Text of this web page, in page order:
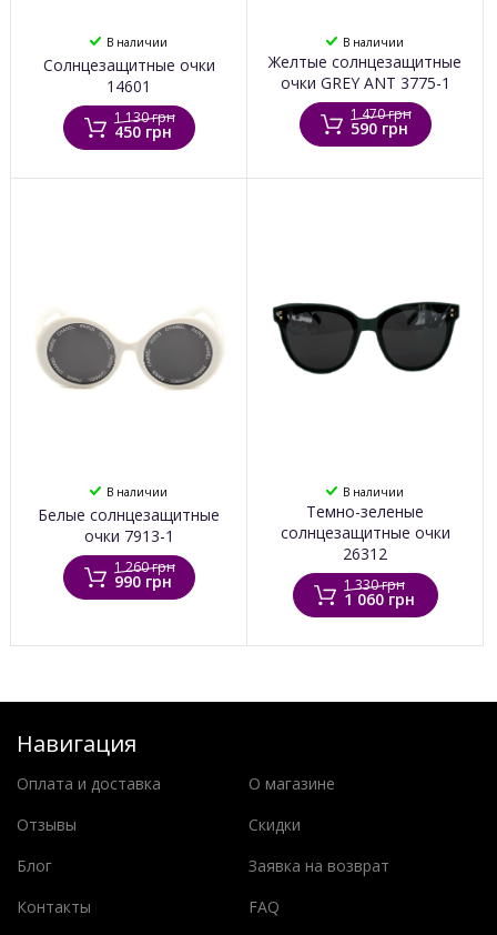
В наличии
Солнцезащитные очки
14601
1 130 грн
450 грн
В наличии
Желтые солнцезащитные
очки GREY ANT 3775-1
1 470 грн
590 грн
В наличии
Белые солнцезащитные
очки 7913-1
1 260 грн
990 грн
В наличии
Темно-зеленые
солнцезащитные очки
26312
1 330 грн
1 060 грн
Навигация
Оплата и доставка
О магазине
Отзывы
Скидки
Блог
Заявка на возврат
Контакты
FAQ